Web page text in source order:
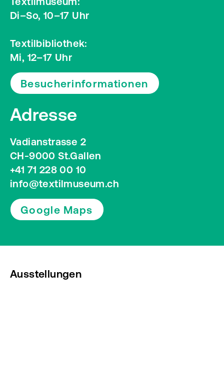
Di–So, 10–17 Uhr
Textilbibliothek:
Mi, 12–17 Uhr
Besucherinformationen
Adresse
Vadianstrasse 2
CH-9000 St.Gallen
+41 71 228 00 10
info@textilmuseum.ch
Google Maps
Ausstellungen